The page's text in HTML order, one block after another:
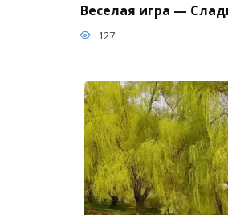
Веселая игра —
127